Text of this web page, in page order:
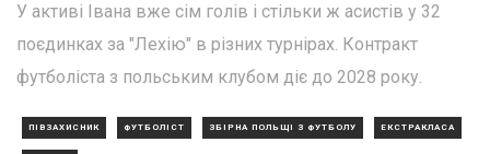
У активі Івана вже сім голів і стільки ж асистів у 32
поєдинках за "Лехію" в різних турнірах. Контракт
футболіста з польським клубом діє до 2028 року.
ПІВЗАХИСНИК ФУТБОЛІСТ ЗБІРНА ПОЛЬЩІ З ФУТБОЛУ ЕКСТРАКЛАСА